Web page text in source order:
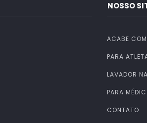
NOSSO
ACABE
PARA
LAVADOR
PARA
CONTATO